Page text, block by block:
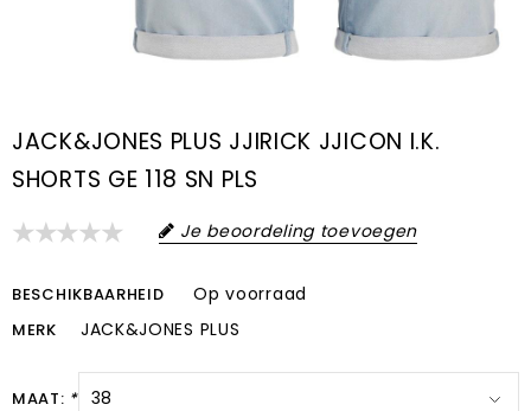
JACK&JONES PLUS JJIRICK JJICON I.K.
SHORTS GE 118 SN PLS
Je beoordeling toevoegen
BESCHIKBAARHEID Op voorraad
MERK JACK&JONES PLUS
MAAT: *